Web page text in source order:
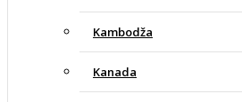
Kambodža
Kanada